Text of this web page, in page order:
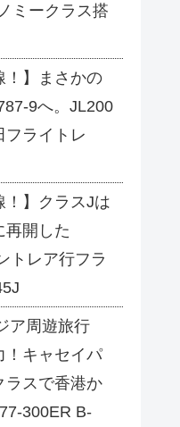
ミークラス搭
！】まさかの
9へ。JL200
ライトレ
！】クラスJは
再開した
トレア行フラ
ア周遊旅行
キャセイパ
ラスで香港か
300ER B-